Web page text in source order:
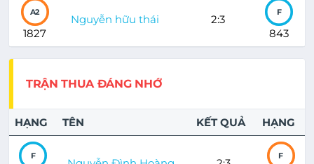
A2
1827
Nguyễn hữu thái 2:3
F
843
TRẬN THUA ĐÁNG NHỚ
HẠNG TÊN KẾT QUẢ HẠNG
F F